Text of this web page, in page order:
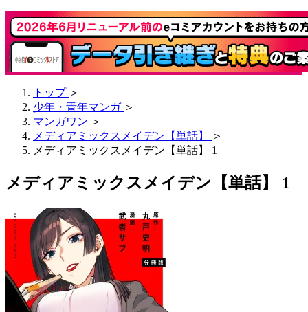
トップ ＞
少年・青年マンガ ＞
マンガワン ＞
メディアミックスメイデン【単話】
＞
メディアミックスメイデン【単話】 1
メディアミックスメイデン【単話】 1